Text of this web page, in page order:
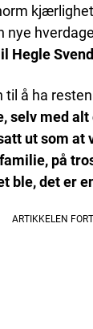
nye
Hegle
til å ha
selv med
ut som at
på
ble, det er